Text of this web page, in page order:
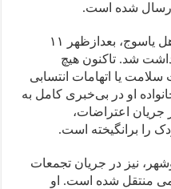
ارسال شده است.
ماهان خوبانی، نوجوان ۱۶ ساله اهل یاسوج، بعدازظهر ۱۱
شد. تاکنون هیچ
یا اتهامات انتسابی
او در بی‌خبری کامل به
جریان اعتراضات،
را برانگیخته است.
نیز در جریان تجمعات
منتقل شده است. او